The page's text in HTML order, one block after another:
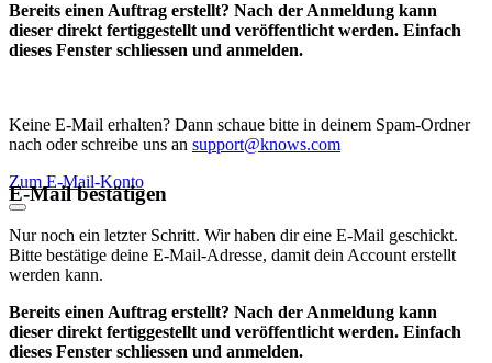
Bereits einen Auftrag erstellt? Nach der Anmeldung kann
dieser direkt fertiggestellt und veröffentlicht werden. Einfach
dieses Fenster schliessen und anmelden.
Keine E-Mail erhalten? Dann schaue bitte in deinem Spam-Ordner
nach oder schreibe uns an support@knows.com
Zum E-Mail-Konto
E-Mail bestätigen
Nur noch ein letzter Schritt. Wir haben dir eine E-Mail geschickt.
Bitte bestätige deine E-Mail-Adresse, damit dein Account erstellt
werden kann.
Bereits einen Auftrag erstellt? Nach der Anmeldung kann
dieser direkt fertiggestellt und veröffentlicht werden. Einfach
dieses Fenster schliessen und anmelden.